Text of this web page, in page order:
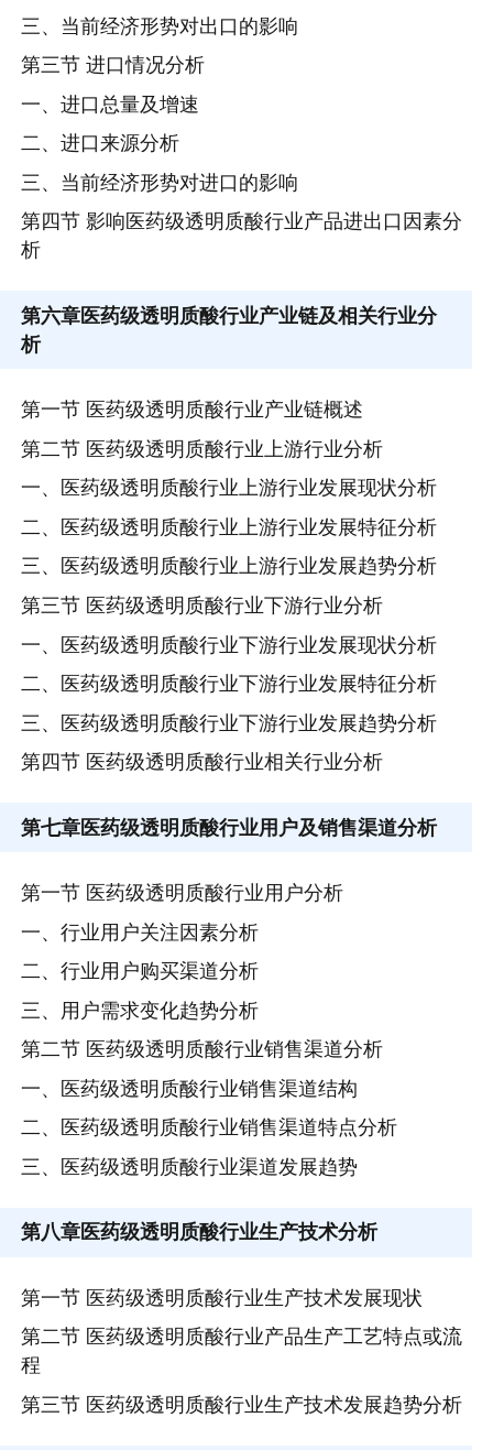
三、当前经济形势对出口的影响
第三节 进口情况分析
一、进口总量及增速
二、进口来源分析
三、当前经济形势对进口的影响
第四节 影响医药级透明质酸行业产品进出口因素分
析
第六章医药级透明质酸行业产业链及相关行业分
析
第一节 医药级透明质酸行业产业链概述
第二节 医药级透明质酸行业上游行业分析
一、医药级透明质酸行业上游行业发展现状分析
二、医药级透明质酸行业上游行业发展特征分析
三、医药级透明质酸行业上游行业发展趋势分析
第三节 医药级透明质酸行业下游行业分析
一、医药级透明质酸行业下游行业发展现状分析
二、医药级透明质酸行业下游行业发展特征分析
三、医药级透明质酸行业下游行业发展趋势分析
第四节 医药级透明质酸行业相关行业分析
第七章医药级透明质酸行业用户及销售渠道分析
第一节 医药级透明质酸行业用户分析
一、行业用户关注因素分析
二、行业用户购买渠道分析
三、用户需求变化趋势分析
第二节 医药级透明质酸行业销售渠道分析
一、医药级透明质酸行业销售渠道结构
二、医药级透明质酸行业销售渠道特点分析
三、医药级透明质酸行业渠道发展趋势
第八章医药级透明质酸行业生产技术分析
第一节 医药级透明质酸行业生产技术发展现状
第二节 医药级透明质酸行业产品生产工艺特点或流
程
第三节 医药级透明质酸行业生产技术发展趋势分析